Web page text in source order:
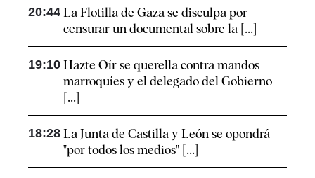
20:44 La Flotilla de Gaza se disculpa por
censurar un documental sobre la [...]
19:10 Hazte Oír se querella contra mandos
marroquíes y el delegado del Gobierno
[...]
18:28 La Junta de Castilla y León se opondrá
"por todos los medios" [...]